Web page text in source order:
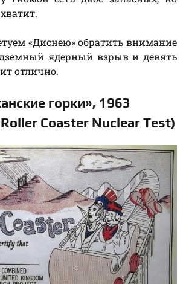
«Диснею» обратить внимание
ядерный взрыв и девять
отлично.
горки», 1963
Coaster Nuclear Test)